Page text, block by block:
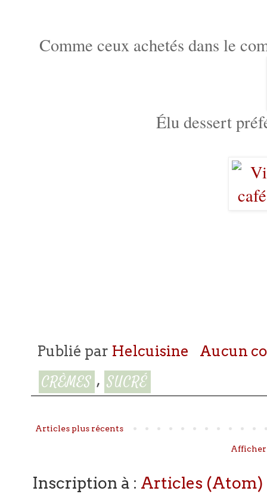
Comme ceux achetés dans le
Élu dessert
Publié par Helcuisine Aucun
CRÈMES , SUCRÉ
Articles plus récents
Afficher
Inscription à : Articles (Atom)